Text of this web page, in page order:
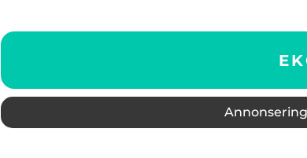
Annonsering